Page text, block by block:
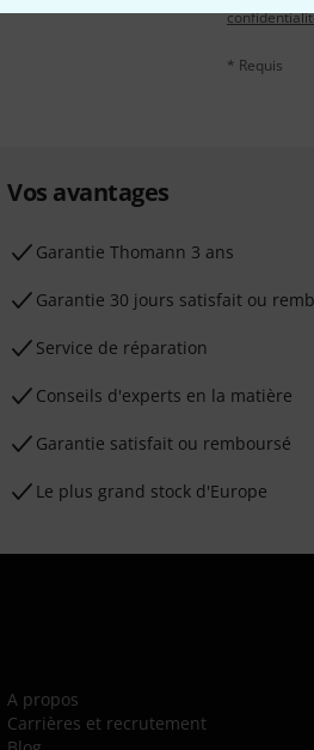
* Requis
Vos avantages
Ga­ran­tie Thomann 3 ans
Garantie 30 jours satisfait ou
Service de réparation
Conseils d'experts en la matière
Garantie satisfait ou remboursé
Le plus grand stock d'Europe
A propos
Carrières et recrutement